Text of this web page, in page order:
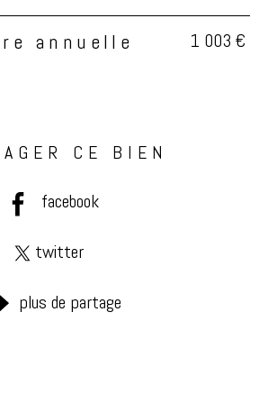
annuelle 1 003 €
CE BIEN
facebook
twitter
plus de partage